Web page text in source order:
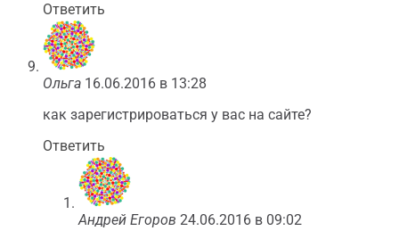
Ответить
Ольга 16.06.2016 в 13:28
как зарегистрироваться у вас на сайте?
Ответить
Андрей Егоров 24.06.2016 в 09:02